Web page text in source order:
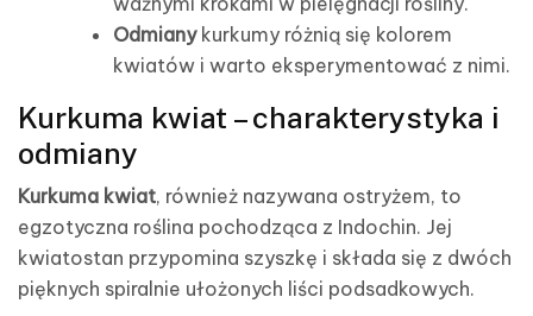
Odmianykurkumy różnią się kolorem
kwiatów i warto eksperymentować z nimi.
Kurkuma kwiat – charakterystyka i
odmiany
Kurkuma kwiat, również nazywana ostryżem, to
egzotyczna roślina pochodząca z Indochin. Jej
kwiatostan przypomina szyszkę i składa się z dwóch
pięknych spiralnie ułożonych liści podsadkowych.